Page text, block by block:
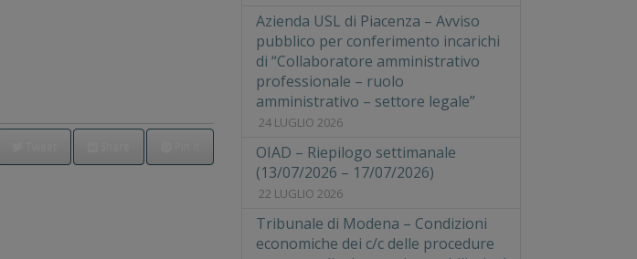
Azienda USL di Piacenza – Avviso
pubblico per conferimento incarichi
di “Collaboratore amministrativo
professionale – ruolo
amministrativo – settore legale”
24 LUGLIO 2026
OIAD – Riepilogo settimanale
(13/07/2026 – 17/07/2026)
22 LUGLIO 2026
Tribunale di Modena – Condizioni
economiche dei c/c delle procedure